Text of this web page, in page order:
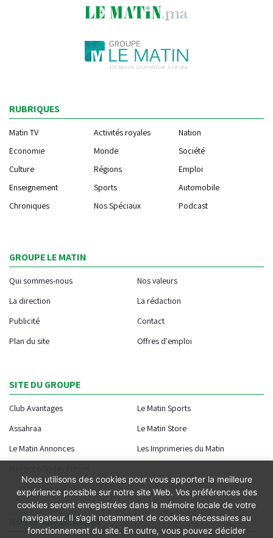
RUBRIQUES
Matin TV Activités royales
Nation
Economie
Monde
Société
Culture
Régions
Emploi
Enseignement
Sports
Automobile
Chroniques
Nos Spéciaux Podcast
GROUPE LE MATIN
Qui sommes-nous
Nos valeurs
La direction
La rédaction
Publicité
Contact
Plan du site
Offres d'emploi
SITE DU GROUPE
Club Avantages
Le Matin Sports
Assahraa
Le Matin Store
Le Matin Annonces
Les Imprimeries du Matin
NOTRE APPLICATION
Nous utilisons des cookies pour vous apporter la meilleure
expérience possible sur notre site Web. Vos préférences des
cookies seront enregistrées dans la mémoire locale de votre
navigateur. Il s’agit notamment de cookies nécessaires au
fonctionnement du site. En outre, vous pouvez décider